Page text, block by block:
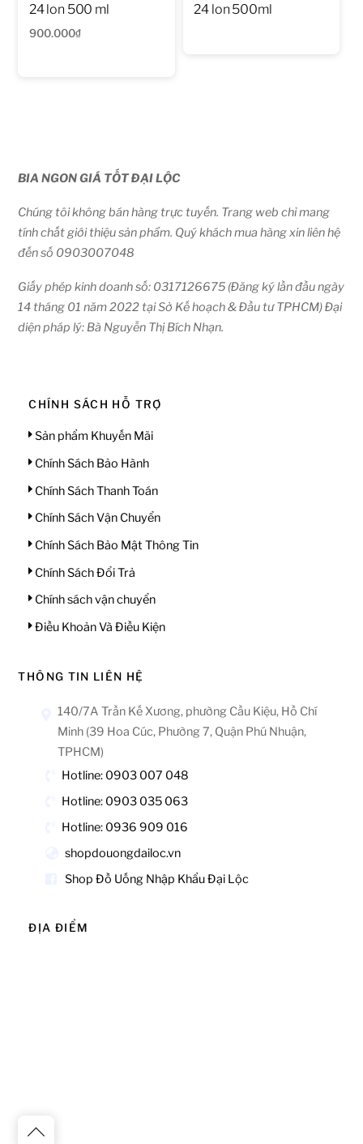
24 lon 500 ml
900.000₫
24 lon 500ml
BIA NGON GIÁ TỐT ĐẠI LỘC
Chúng tôi không bán hàng trực tuyến. Trang web chỉ mang
tính chất giới thiệu sản phẩm. Quý khách mua hàng xin liên hệ
đến số 0903007048
Giấy phép kinh doanh số: 0317126675 (Đăng ký lần đầu ngày
14 tháng 01 năm 2022 tại Sở Kế hoạch & Đầu tư TPHCM) Đại
diện pháp lý: Bà Nguyễn Thị Bích Nhạn.
CHÍNH SÁCH HỖ TRỢ
Sản phẩm Khuyến Mãi
Chính Sách Bảo Hành
Chính Sách Thanh Toán
Chính Sách Vận Chuyển
Chính Sách Bảo Mật Thông Tin
Chính Sách Đổi Trả
Chính sách vận chuyển
Điều Khoản Và Điều Kiện
THÔNG TIN LIÊN HỆ
140/7A Trần Kế Xương, phường Cầu Kiệu, Hồ Chí
Minh (39 Hoa Cúc, Phường 7, Quận Phú Nhuận,
TPHCM)
Hotline: 0903 007 048
Hotline: 0903 035 063
Hotline: 0936 909 016
shopdouongdailoc.vn
Shop Đồ Uống Nhập Khẩu Đại Lộc
ĐỊA ĐIỂM
Back